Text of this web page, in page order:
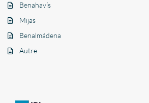
Benahavís
Mijas
Benalmádena
Autre